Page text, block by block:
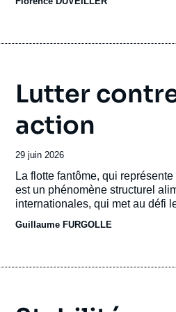
Lutter
action
Date
publication
29 juin 2026
Accroche
La flotte fantôme, qui
est un phénomène structurel
internationales, qui met au défi
Guillaume FURGOLLE